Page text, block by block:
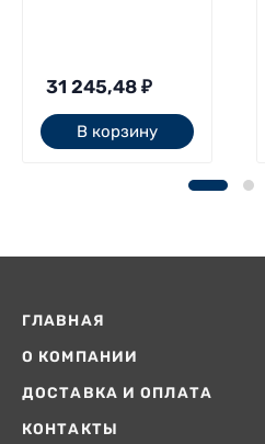
31 245,48 ₽
В корзину
ГЛАВНАЯ
О КОМПАНИИ
ДОСТАВКА И ОПЛАТА
КОНТАКТЫ